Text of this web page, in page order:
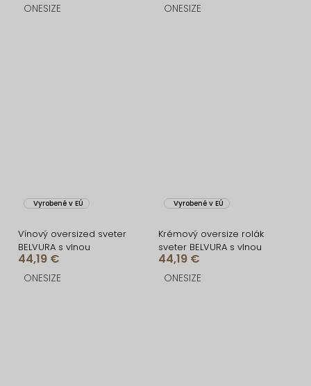
ONESIZE ONESIZE
Vyrobené v EÚ
Vínový oversized sveter
BELVURA s vlnou
44,19 €
ONESIZE
Vyrobené v EÚ
Krémový oversize rolák
sveter BELVURA s vlnou
44,19 €
ONESIZE